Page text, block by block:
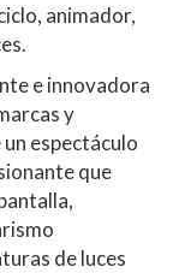
animador,
e innovadora
y
espectáculo
que
de luces